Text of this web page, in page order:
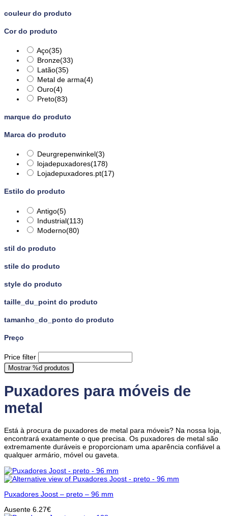
couleur do produto
Cor do produto
Aço(35)
Bronze(33)
Latão(35)
Metal de arma(4)
Ouro(4)
Preto(83)
marque do produto
Marca do produto
Deurgrepenwinkel(3)
lojadepuxadores(178)
Lojadepuxadores.pt(17)
Estilo do produto
Antigo(5)
Industrial(113)
Moderno(80)
stil do produto
stile do produto
style do produto
taille_du_point do produto
tamanho_do_ponto do produto
Preço
Price filter
Mostrar %d produtos
Puxadores para móveis de
metal
Está à procura de puxadores de metal para móveis? Na nossa loja,
encontrará exatamente o que precisa. Os puxadores de metal são
extremamente duráveis e proporcionam uma aparência confiável a
qualquer armário, móvel ou gaveta.
Puxadores Joost – preto – 96 mm
Ausente 6.27€